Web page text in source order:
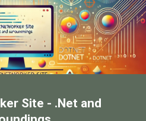
Site - .Net and